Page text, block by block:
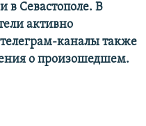
в Севастополе. В
активно
каналы также
о произошедшем.